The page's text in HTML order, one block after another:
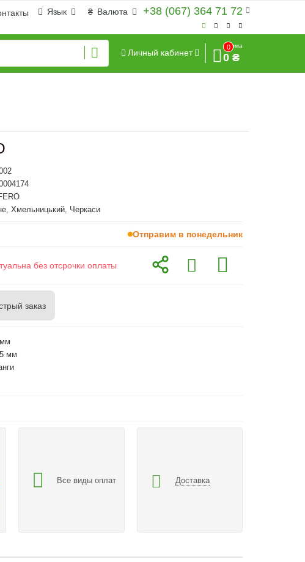
+38 (067) 364 71 72
₴ Валюта
Язык
Личный кабинет
0
Сумма
0 ₴
Хмельницький, Черкаси
Отправим в понедельник
без отсрочки оплаты
заказ
5 мм
Все виды оплат Доставка